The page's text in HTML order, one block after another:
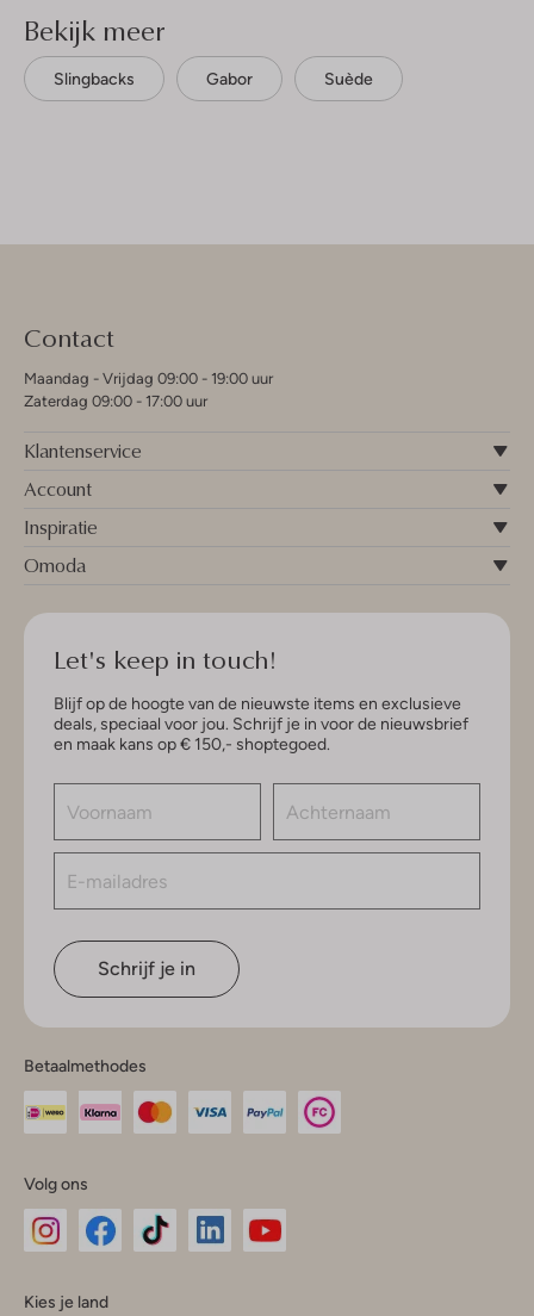
Bekijk meer
Slingbacks Gabor Suède
Contact
Maandag - Vrijdag 09:00 - 19:00 uur
Zaterdag 09:00 - 17:00 uur
Klantenservice
Account
Inspiratie
Omoda
Let's keep in touch!
Blijf op de hoogte van de nieuwste items en exclusieve
deals, speciaal voor jou. Schrijf je in voor de nieuwsbrief
en maak kans op € 150,- shoptegoed.
Schrijf je in
Betaalmethodes
Volg ons
Kies je land